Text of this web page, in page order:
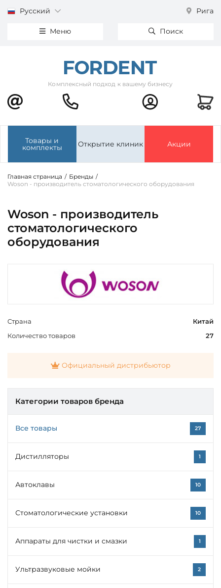
Русский Рига
Меню Поиск
Комплексный подход к вашему бизнесу
Товары и
комплекты Открытие клиник Акции
Главная страница / Бренды /
Woson - производитель стоматологического оборудования
Woson - производитель
стоматологического
оборудования
Страна
Китай
Количество товаров
27
Официальный дистрибьютор
Категории товаров бренда
Все товары 27
Дистилляторы 1
Автоклавы 10
Стоматологические установки 10
Аппараты для чистки и смазки 1
Ультразвуковые мойки 2